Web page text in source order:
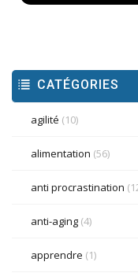
CATÉGORIES
agilité (10)
alimentation (56)
anti procrastination
anti-aging (4)
apprendre (1)